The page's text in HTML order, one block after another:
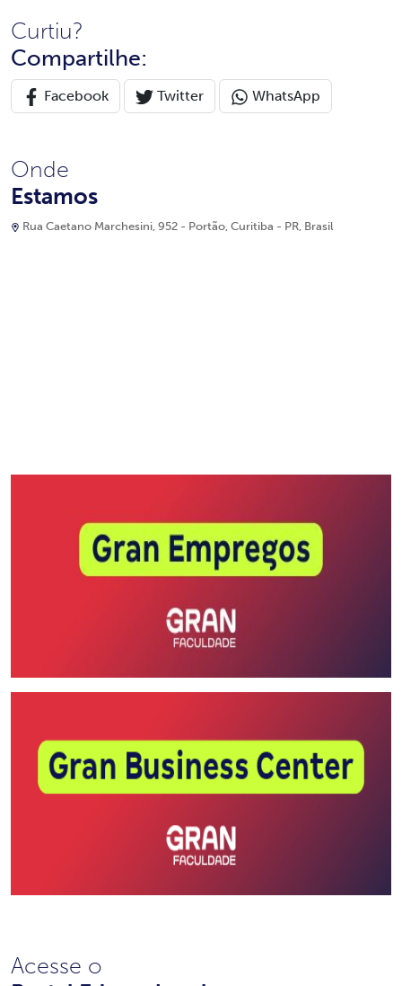
Curtiu?
Compartilhe:
Facebook Twitter WhatsApp
Onde
Estamos
Rua Caetano Marchesini, 952 - Portão, Curitiba - PR, Brasil
Acesse o